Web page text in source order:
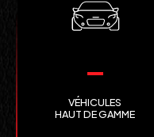
VÉHICULES
HAUT DE GAMME